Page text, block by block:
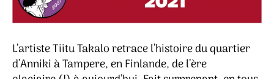
L’artiste Tiitu Takalo retrace l’histoire du quartier
d’Anniki à Tampere, en Finlande, de l’ère